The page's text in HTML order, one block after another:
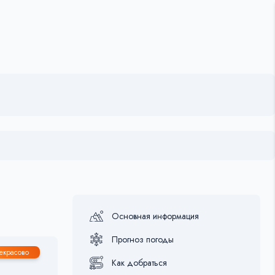
116
Основная информация
Прогноз погоды
Как добраться